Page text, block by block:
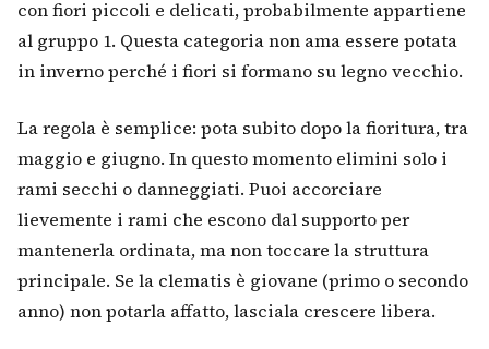
con fiori piccoli e delicati, probabilmente appartiene
al gruppo 1. Questa categoria non ama essere potata
in inverno perché i fiori si formano su legno vecchio.
La regola è semplice: pota subito dopo la fioritura, tra
maggio e giugno. In questo momento elimini solo i
rami secchi o danneggiati. Puoi accorciare
lievemente i rami che escono dal supporto per
mantenerla ordinata, ma non toccare la struttura
principale. Se la clematis è giovane (primo o secondo
anno) non potarla affatto, lasciala crescere libera.